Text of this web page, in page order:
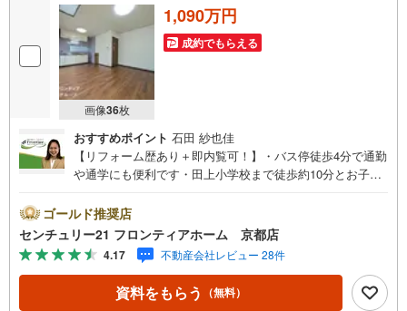
画像36枚
1,090万円
成約でもらえる
おすすめポイント 石田 紗也佳
【リフォーム歴あり＋即内覧可！】・バス停徒歩4分で通勤
や通学にも便利です・田上小学校まで徒歩約10分とお子様
で徒歩6分とお買い物至便 特徴・南西向き道路に面し、陽
当たり・通風良好・全室6帖以上のゆとりある居住空間・駐
車スペース完備で毎日の移動もスムーズ リフォーム内容・
2024年5月:クロス一部張替、畳表替え、CF張替（LDK）・
2025年12月:ハウスクリーニング・2026年4月:キッチンダイ
ノックシート施工 立地・大津市立田上小学校まで徒歩約10
ゴールド推奨店
センチュリー21 フロンティアホーム 京都店
4.17 不動産会社レビュー 28件
資料をもらう （無料）